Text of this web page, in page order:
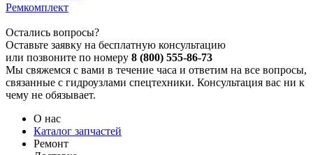
Ремкомплект
Остались вопросы?
Оставьте заявку на бесплатную консультацию
или позвоните по номеру 8 (800) 555-86-73
Мы свяжемся с вами в течение часа и ответим на все вопросы,
связанные с гидроузлами спецтехники. Консультация вас ни к
чему не обязывает.
О нас
Каталог запчастей
Ремонт